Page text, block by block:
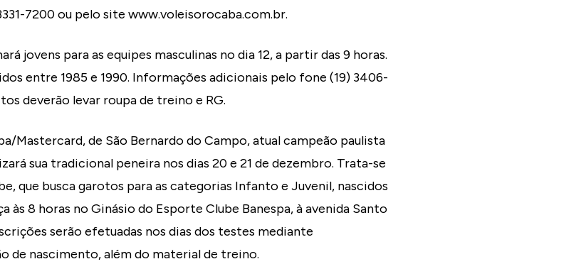
7200 ou pelo site www.voleisorocaba.com.br.
jovens para as equipes masculinas no dia 12, a partir das 9 horas.
entre 1985 e 1990. Informações adicionais pelo fone (19) 3406-
deverão levar roupa de treino e RG.
Mastercard, de São Bernardo do Campo, atual campeão paulista
sua tradicional peneira nos dias 20 e 21 de dezembro. Trata-se
que busca garotos para as categorias Infanto e Juvenil, nascidos
às 8 horas no Ginásio do Esporte Clube Banespa, à avenida Santo
serão efetuadas nos dias dos testes mediante
de nascimento, além do material de treino.